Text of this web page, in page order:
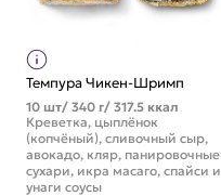
Темпура Чикен-Шримп
10 шт/ 340 г/ 317.5 ккал
Креветка, цыплёнок
(копчёный), сливочный сыр,
авокадо, кляр, панировочные
сухари, икра масаго, спайси и
унаги соусы